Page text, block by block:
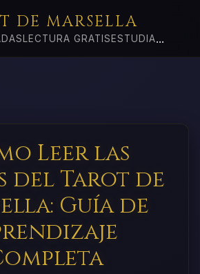
DE MARSELLA
LECTURA GRATIS ESTUDIA...
Leer las
del Tarot de
Guía de